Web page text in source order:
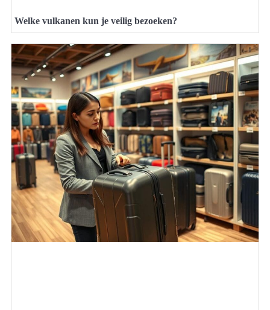
Welke vulkanen kun je veilig bezoeken?